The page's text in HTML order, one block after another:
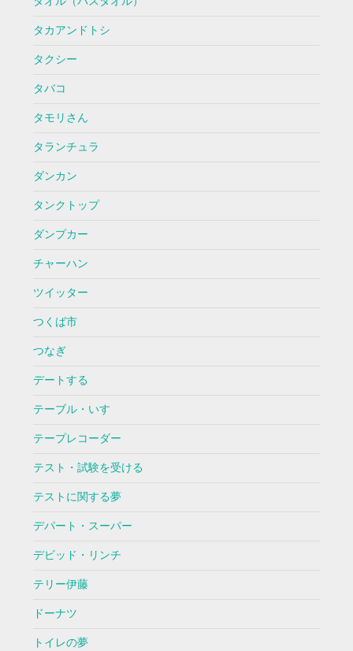
タカアンドトシ
タクシー
タバコ
タモリさん
タランチュラ
ダンカン
タンクトップ
ダンプカー
チャーハン
ツイッター
つくば市
つなぎ
デートする
テーブル・いす
テープレコーダー
テスト・試験を受ける
テストに関する夢
デパート・スーパー
デビッド・リンチ
テリー伊藤
ドーナツ
トイレの夢